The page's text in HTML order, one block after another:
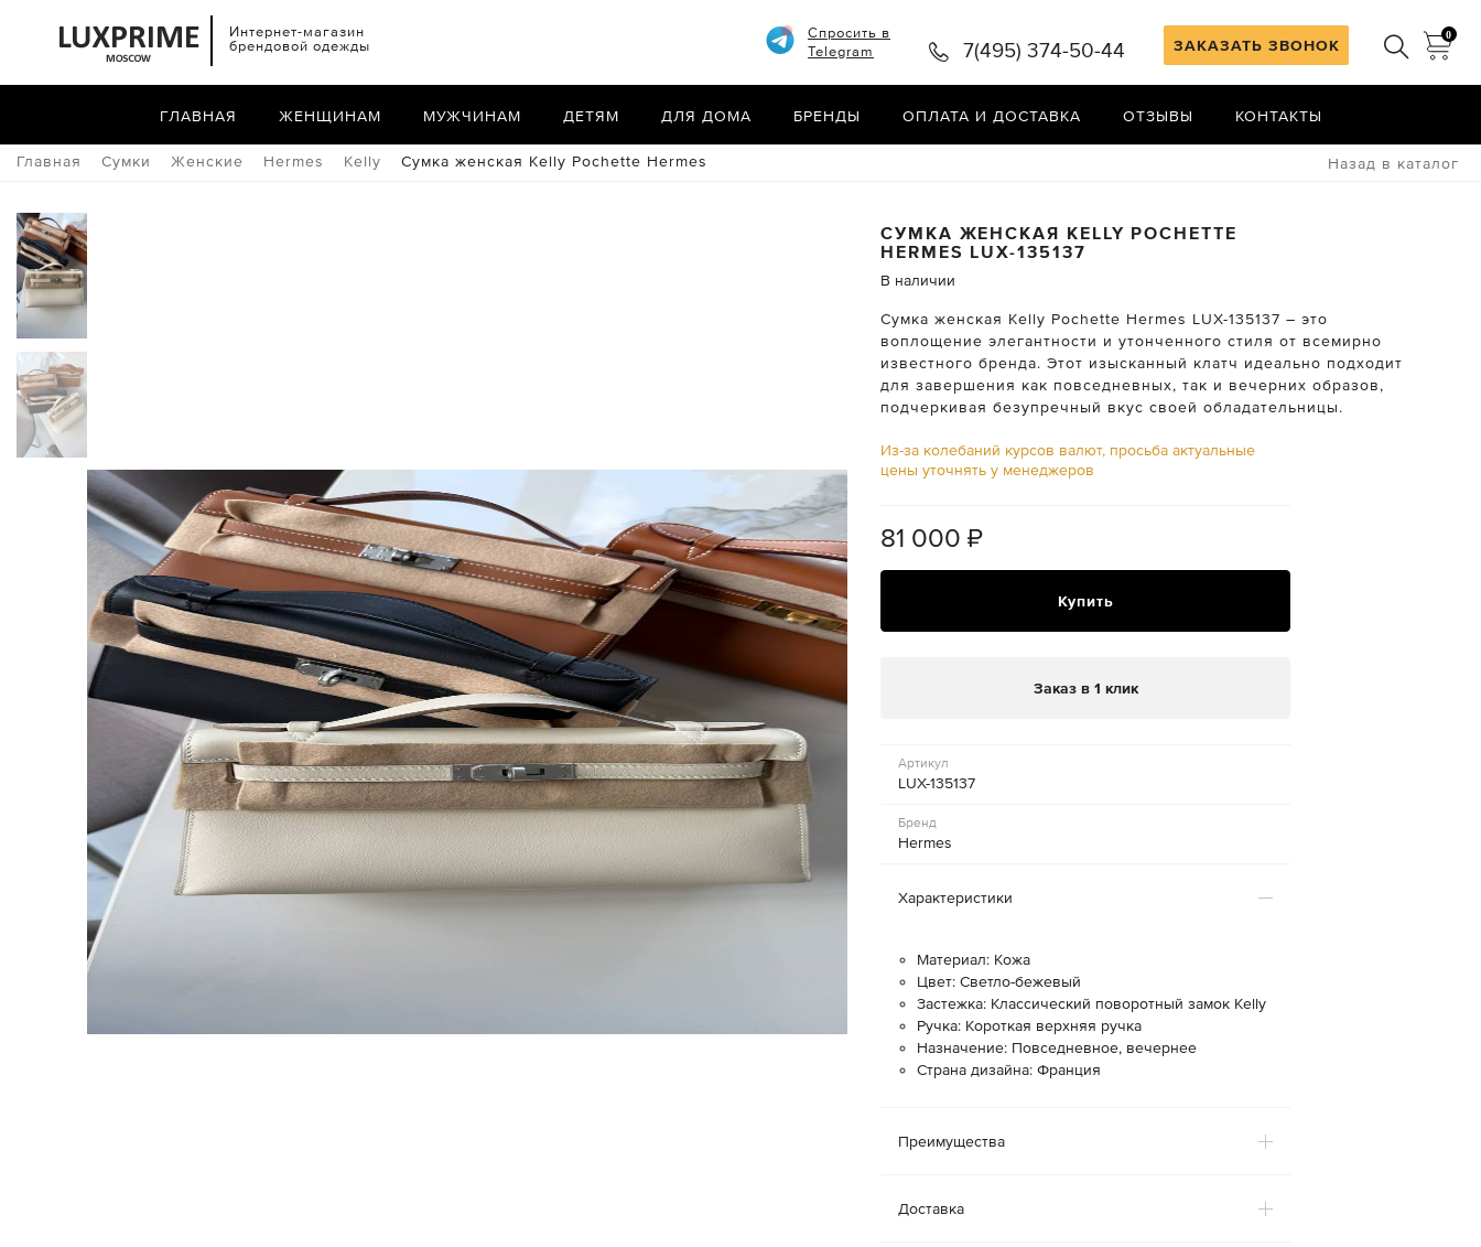
Интернет-магазин
брендовой одежды
ЗАКАЗАТЬ ЗВОНОК
0
Спросить в
Telegram
7(495) 374-50-44
ГЛАВНАЯ ЖЕНЩИНАМ МУЖЧИНАМ ДЕТЯМ ДЛЯ ДОМА БРЕНДЫ ОПЛАТА И ДОСТАВКА ОТЗЫВЫ КОНТАКТЫ
Главная Сумки Женские Hermes Kelly Сумка женская Kelly Pochette Hermes Назад в каталог
СУМКА ЖЕНСКАЯ KELLY POCHETTE
HERMES LUX-135137
В наличии
Сумка женская Kelly Pochette Hermes LUX-135137 – это
воплощение элегантности и утонченного стиля от всемирно
известного бренда. Этот изысканный клатч идеально подходит
для завершения как повседневных, так и вечерних образов,
подчеркивая безупречный вкус своей обладательницы.
Из-за колебаний курсов валют, просьба актуальные
цены уточнять у менеджеров
81 000 ₽
Купить
Заказ в 1 клик
Артикул
LUX-135137
Бренд
Hermes
Характеристики
Материал: Кожа
Цвет: Светло-бежевый
Застежка: Классический поворотный замок Kelly
Ручка: Короткая верхняя ручка
Назначение: Повседневное, вечернее
Страна дизайна: Франция
Преимущества
Доставка